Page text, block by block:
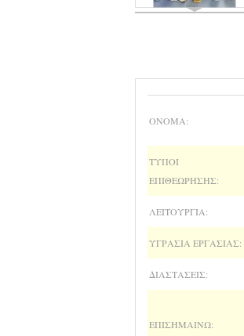
ΟΝΟΜΑ:
ΤΎΠΟΙ
ΕΠΙΘΕΏΡΗΣΗΣ:
ΛΕΙΤΟΥΡΓΊΑ:
ΥΓΡΑΣΊΑ ΕΡΓΑΣΊΑΣ:
ΔΙΑΣΤΆΣΕΙΣ:
ΕΠΙΣΗΜΑΊΝΩ: